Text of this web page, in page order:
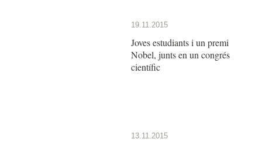
19.11.2015
Joves estudiants i un premi
Nobel, junts en un congrés
científic
13.11.2015